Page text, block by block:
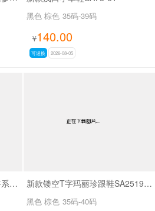
黑色 棕色 35码-39码
¥140.00
可退换 2026-08-05
新款休闲阿甘德训鞋韩版百搭系带薄底休闲鞋SA1883 新款镂空T字玛丽珍跟鞋SA2519-65
黑色 棕色 35码-40码